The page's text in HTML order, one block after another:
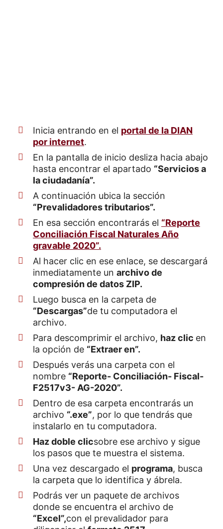
Inicia entrando en el portal de la DIAN
por internet.
En la pantalla de inicio desliza hacia abajo
hasta encontrar el apartado “Servicios a
la ciudadanía”.
A continuación ubica la sección
“Prevalidadores tributarios”.
En esa sección encontrarás el “Reporte
Conciliación Fiscal Naturales Año
gravable 2020”.
Al hacer clic en ese enlace, se descargará
inmediatamente un archivo de
compresión de datos ZIP.
Luego busca en la carpeta de
“Descargas”de tu computadora el
archivo.
Para descomprimir el archivo, haz clic en
la opción de “Extraer en”.
Después verás una carpeta con el
nombre “Reporte- Conciliación- Fiscal-
F2517v3- AG-2020”.
Dentro de esa carpeta encontrarás un
archivo “.exe”, por lo que tendrás que
instalarlo en tu computadora.
Haz doble clicsobre ese archivo y sigue
los pasos que te muestra el sistema.
Una vez descargado el programa, busca
la carpeta que lo identifica y ábrela.
Podrás ver un paquete de archivos
donde se encuentra el archivo de
“Excel”,con el prevalidador para